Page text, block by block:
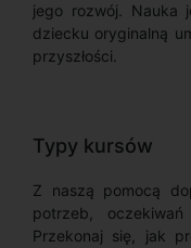
jego rozwój. Nauka
dziecku oryginalną
przyszłości.
Typy kursów
Z naszą pomocą
potrzeb,
Przekonaj się, jak